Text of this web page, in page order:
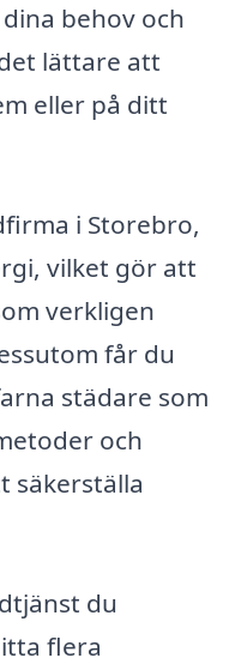
behov och
lättare att
eller på ditt
i Storebro,
vilket gör att
verkligen
får du
städare som
och
säkerställa
du
flera